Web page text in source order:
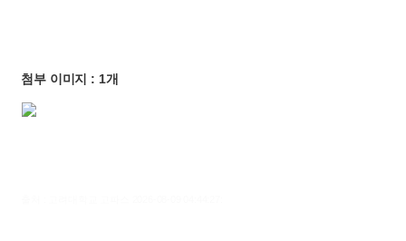
첨부 이미지 : 1개